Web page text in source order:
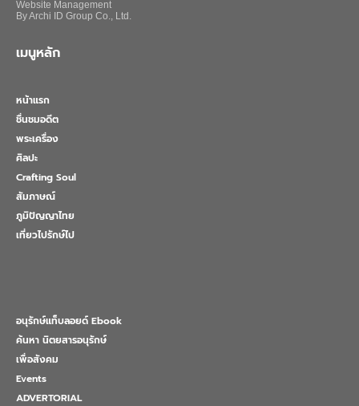
Website Management
By Archi ID Group Co., Ltd.
เมนูหลัก
หน้าแรก
ชื่นชมอดีต
พระเครื่อง
ศิลปะ
Crafting Soul
สัมภาษณ์
ภูมิปัญญาไทย
เที่ยวไปรักษ์ไป
อนุรักษ์แท็บลอยด์ Ebook
ค้นหา นิตยสารอนุรักษ์
เพื่อสังคม
Events
ADVERTORIAL